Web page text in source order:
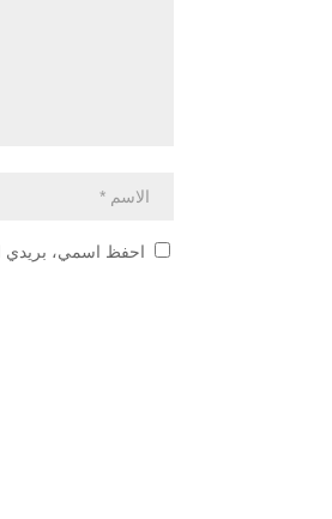
احفظ اسمي، بريدي